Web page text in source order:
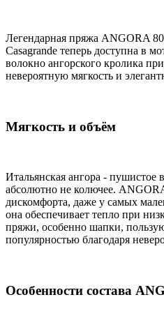
Легендарная пряжа ANGORA 80
Casagrande теперь доступна в
волокно ангорского кролика
невероятную мягкость и
Мягкость и объём
Итальянская ангора - пушистое
абсолютно не колючее.
дискомфорта, даже у самых
она обеспечивает тепло при
пряжи, особенно шапки,
популярностью благодаря
Особенности состава